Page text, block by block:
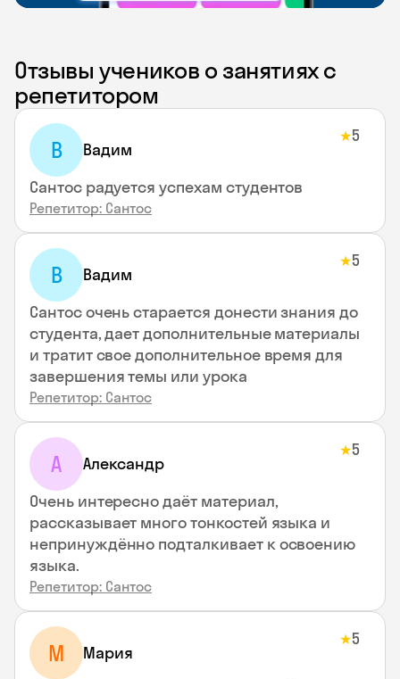
Отзывы учеников о занятиях с
репетитором
В Вадим
★5
Сантос радуется успехам студентов
Репетитор: Сантос
В Вадим
★5
Сантос очень старается донести знания до
студента, дает дополнительные материалы
и тратит свое дополнительное время для
завершения темы или урока
Репетитор: Сантос
А Александр
★5
Очень интересно даёт материал,
рассказывает много тонкостей языка и
непринуждённо подталкивает к освоению
языка.
Репетитор: Сантос
М Мария
★5